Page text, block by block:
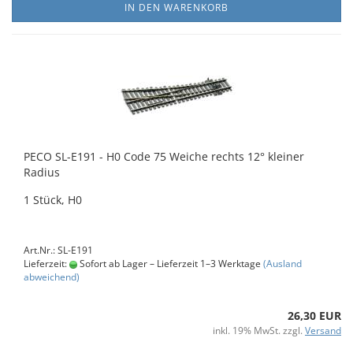
IN DEN WARENKORB
PECO SL-E191 - H0 Code 75 Weiche rechts 12° kleiner
Radius
1 Stück, H0
Art.Nr.: SL-E191
Lieferzeit:
Sofort ab Lager – Lieferzeit 1–3 Werktage (Ausland
abweichend)
26,30 EUR
inkl. 19% MwSt. zzgl. Versand